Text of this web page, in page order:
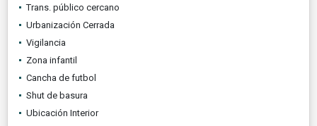
Trans. público cercano
Urbanización Cerrada
Vigilancia
Zona infantil
Cancha de futbol
Shut de basura
Ubicación Interior